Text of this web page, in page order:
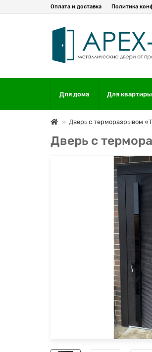
Оплата и доставка Политика
Для дома Для квартиры
Дверь с терморазрывом
Дверь с